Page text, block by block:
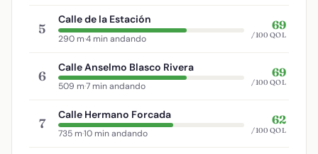
5
Calle de la Estación
290 m·4 min andando
69
/100 QOL
6
Calle Anselmo Blasco Rivera
509 m·7 min andando
69
/100 QOL
7
Calle Hermano Forcada
735 m·10 min andando
62
/100 QOL